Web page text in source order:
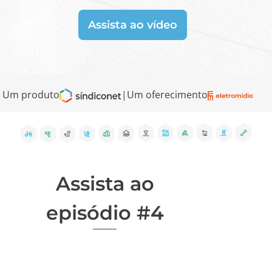
Assista ao vídeo
Um produto | Um oferecimento
Assista ao
episódio #4